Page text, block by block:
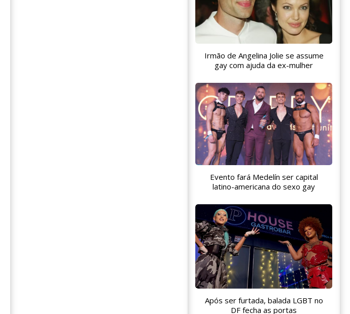
Irmão de Angelina Jolie se assume
gay com ajuda da ex-mulher
Evento fará Medelín ser capital
latino-americana do sexo gay
Após ser furtada, balada LGBT no
DF fecha as portas